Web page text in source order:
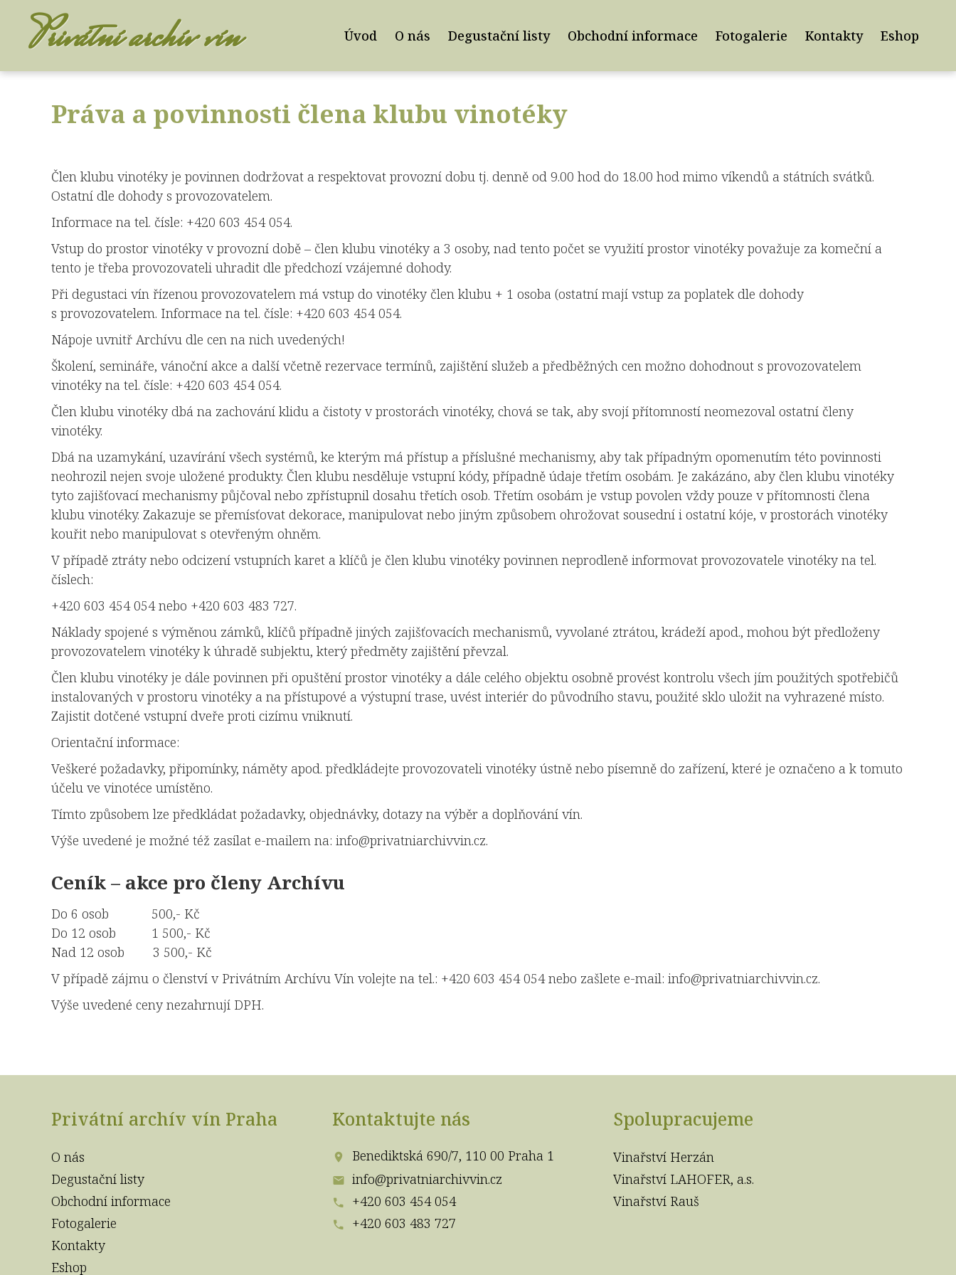
Privátní archív vín Úvod O nás Degustační listy Obchodní informace Fotogalerie Kontakty Eshop
Práva a povinnosti člena klubu vinotéky
Člen klubu vinotéky je povinnen dodržovat a respektovat provozní dobu tj. denně od 9.00 hod do 18.00 hod mimo víkendů a státních svátků.
Ostatní dle dohody s provozovatelem.
Informace na tel. čísle: +420 603 454 054.
Vstup do prostor vinotéky v provozní době – člen klubu vinotéky a 3 osoby, nad tento počet se využití prostor vinotéky považuje za komeční a
tento je třeba provozovateli uhradit dle předchozí vzájemné dohody.
Při degustaci vín řízenou provozovatelem má vstup do vinotéky člen klubu + 1 osoba (ostatní mají vstup za poplatek dle dohody
s provozovatelem. Informace na tel. čísle: +420 603 454 054.
Nápoje uvnitř Archívu dle cen na nich uvedených!
Školení, semináře, vánoční akce a další včetně rezervace termínů, zajištění služeb a předběžných cen možno dohodnout s provozovatelem
vinotéky na tel. čísle: +420 603 454 054.
Člen klubu vinotéky dbá na zachování klidu a čistoty v prostorách vinotéky, chová se tak, aby svojí přítomností neomezoval ostatní členy
vinotéky.
Dbá na uzamykání, uzavírání všech systémů, ke kterým má přístup a příslušné mechanismy, aby tak případným opomenutím této povinnosti
neohrozil nejen svoje uložené produkty. Člen klubu nesděluje vstupní kódy, případně údaje třetím osobám. Je zakázáno, aby člen klubu vinotéky
tyto zajišťovací mechanismy půjčoval nebo zpřístupnil dosahu třetích osob. Třetím osobám je vstup povolen vždy pouze v přítomnosti člena
klubu vinotéky. Zakazuje se přemísťovat dekorace, manipulovat nebo jiným způsobem ohrožovat sousední i ostatní kóje, v prostorách vinotéky
kouřit nebo manipulovat s otevřeným ohněm.
V případě ztráty nebo odcizení vstupních karet a klíčů je člen klubu vinotéky povinnen neprodleně informovat provozovatele vinotéky na tel.
číslech:
+420 603 454 054 nebo +420 603 483 727.
Náklady spojené s výměnou zámků, klíčů případně jiných zajišťovacích mechanismů, vyvolané ztrátou, krádeží apod., mohou být předloženy
provozovatelem vinotéky k úhradě subjektu, který předměty zajištění převzal.
Člen klubu vinotéky je dále povinnen při opuštění prostor vinotéky a dále celého objektu osobně provést kontrolu všech jím použitých spotřebičů
instalovaných v prostoru vinotéky a na přístupové a výstupní trase, uvést interiér do původního stavu, použité sklo uložit na vyhrazené místo.
Zajistit dotčené vstupní dveře proti cizímu vniknutí.
Orientační informace:
Veškeré požadavky, připomínky, náměty apod. předkládejte provozovateli vinotéky ústně nebo písemně do zařízení, které je označeno a k tomuto
účelu ve vinotéce umístěno.
Tímto způsobem lze předkládat požadavky, objednávky, dotazy na výběr a doplňování vín.
Výše uvedené je možné též zasílat e-mailem na: info@privatniarchivvin.cz.
Ceník – akce pro členy Archívu
Do 6 osob 500,- Kč
Do 12 osob 1 500,- Kč
Nad 12 osob 3 500,- Kč
V případě zájmu o členství v Privátním Archívu Vín volejte na tel.: +420 603 454 054 nebo zašlete e-mail: info@privatniarchivvin.cz.
Výše uvedené ceny nezahrnují DPH.
Privátní archív vín Praha
O nás
Degustační listy
Obchodní informace
Fotogalerie
Kontakty
Eshop
Kontaktujte nás
Benediktská 690/7, 110 00 Praha 1
info@privatniarchivvin.cz
+420 603 454 054
+420 603 483 727
Spolupracujeme
Vinařství Herzán
Vinařství LAHOFER, a.s.
Vinařství Rauš